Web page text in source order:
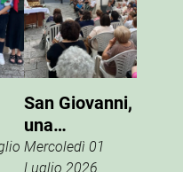
San Giovanni,
una
tradizione che
Mercoledì 01
Luglio 2026